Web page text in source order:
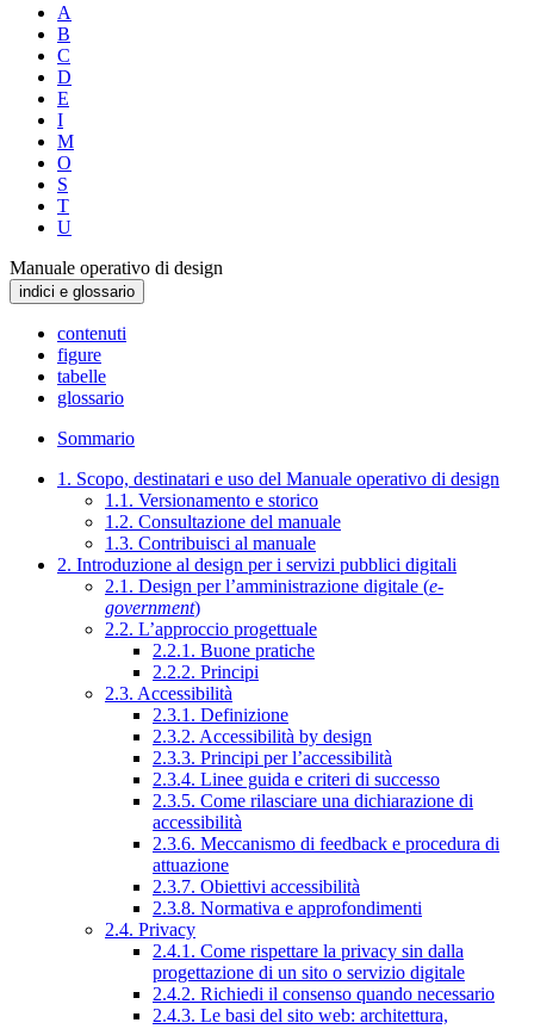
A
B
C
D
E
I
M
O
S
T
U
Manuale operativo di design
indici e glossario
contenuti
figure
tabelle
glossario
Sommario
1. Scopo, destinatari e uso del Manuale operativo di design
1.1. Versionamento e storico
1.2. Consultazione del manuale
1.3. Contribuisci al manuale
2. Introduzione al design per i servizi pubblici digitali
2.1. Design per l’amministrazione digitale (e-
government)
2.2. L’approccio progettuale
2.2.1. Buone pratiche
2.2.2. Principi
2.3. Accessibilità
2.3.1. Definizione
2.3.2. Accessibilità by design
2.3.3. Principi per l’accessibilità
2.3.4. Linee guida e criteri di successo
2.3.5. Come rilasciare una dichiarazione di
accessibilità
2.3.6. Meccanismo di feedback e procedura di
attuazione
2.3.7. Obiettivi accessibilità
2.3.8. Normativa e approfondimenti
2.4. Privacy
2.4.1. Come rispettare la privacy sin dalla
progettazione di un sito o servizio digitale
2.4.2. Richiedi il consenso quando necessario
2.4.3. Le basi del sito web: architettura,